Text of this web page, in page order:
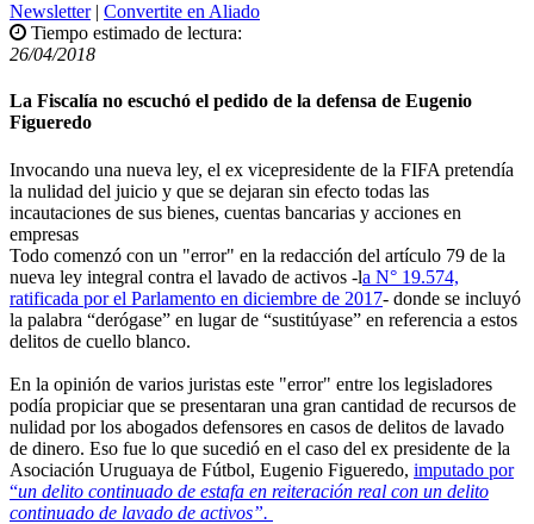
Newsletter| Convertite en Aliado
Tiempo estimado de lectura:
26/04/2018
La Fiscalía no escuchó el pedido de la defensa de Eugenio
Figueredo
Invocando una nueva ley, el ex vicepresidente de la FIFA pretendía
la nulidad del juicio y que se dejaran sin efecto todas las
incautaciones de sus bienes, cuentas bancarias y acciones en
empresas
Todo comenzó con un "error" en la redacción del artículo 79 de la
nueva ley integral contra el lavado de activos -la N° 19.574,
ratificada por el Parlamento en diciembre de 2017- donde se incluyó
la palabra “derógase” en lugar de “sustitúyase” en referencia a estos
delitos de cuello blanco.
En la opinión de varios juristas este "error" entre los legisladores
podía propiciar que se presentaran una gran cantidad de recursos de
nulidad por los abogados defensores en casos de delitos de lavado
de dinero. Eso fue lo que sucedió en el caso del ex presidente de la
Asociación Uruguaya de Fútbol, Eugenio Figueredo, imputado por
“un delito continuado de estafa en reiteración real con un delito
continuado de lavado de activos”.